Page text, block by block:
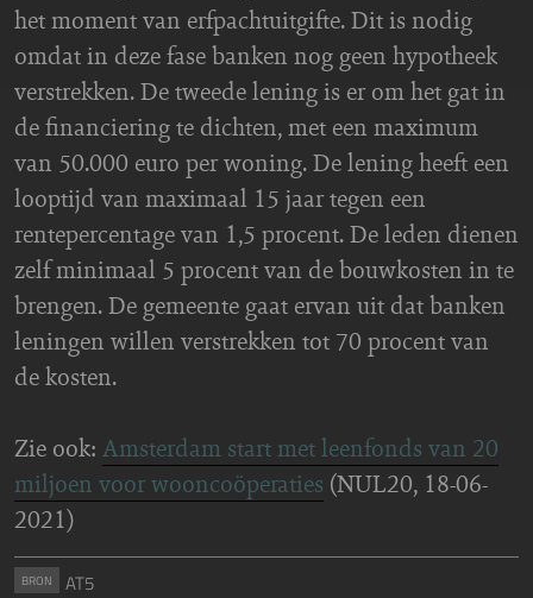
het moment van erfpachtuitgifte. Dit is nodig
omdat in deze fase banken nog geen hypotheek
verstrekken. De tweede lening is er om het gat in
de financiering te dichten, met een maximum
van 50.000 euro per woning. De lening heeft een
looptijd van maximaal 15 jaar tegen een
rentepercentage van 1,5 procent. De leden dienen
zelf minimaal 5 procent van de bouwkosten in te
brengen. De gemeente gaat ervan uit dat banken
leningen willen verstrekken tot 70 procent van
de kosten.
Zie ook: Amsterdam start met leenfonds van 20
miljoen voor wooncoöperaties (NUL20, 18-06-
2021)
BRON AT5